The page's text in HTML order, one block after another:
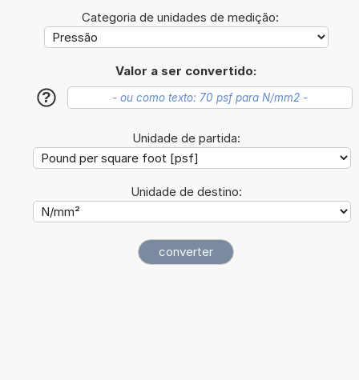
Categoria de unidades de medição:
Valor a ser convertido:
?
Unidade de partida:
Unidade de destino: